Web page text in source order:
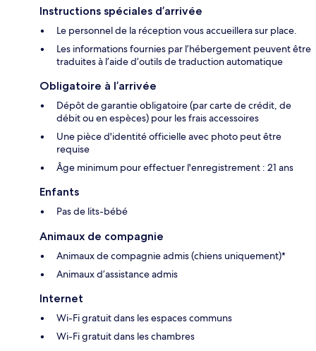
Instructions spéciales d’arrivée
Le personnel de la réception vous accueillera sur place.
Les informations fournies par l’hébergement peuvent être
traduites à l’aide d’outils de traduction automatique
Obligatoire à l’arrivée
Dépôt de garantie obligatoire (par carte de crédit, de
débit ou en espèces) pour les frais accessoires
Une pièce d'identité officielle avec photo peut être
requise
Âge minimum pour effectuer l'enregistrement : 21 ans
Enfants
Pas de lits-bébé
Animaux de compagnie
Animaux de compagnie admis (chiens uniquement)*
Animaux d’assistance admis
Internet
Wi-Fi gratuit dans les espaces communs
Wi-Fi gratuit dans les chambres